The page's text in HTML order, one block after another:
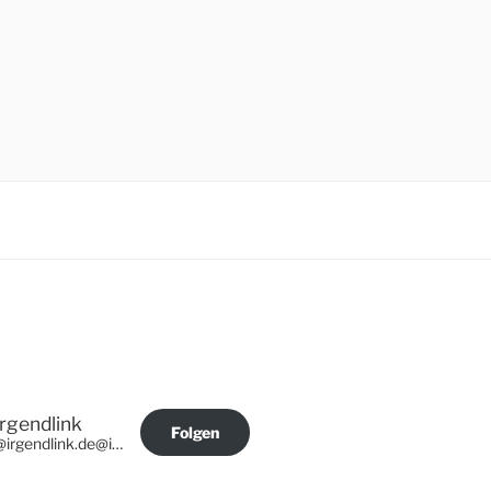
@irgendlink.de@irgendlink.de
Folgen